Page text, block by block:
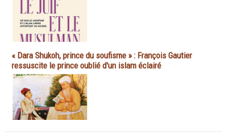
« Dara Shukoh, prince du soufisme » : François Gautier
ressuscite le prince oublié d'un islam éclairé